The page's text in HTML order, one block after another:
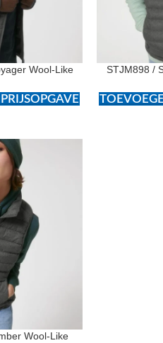
Wool-Like STJM898 /
Wool-Like